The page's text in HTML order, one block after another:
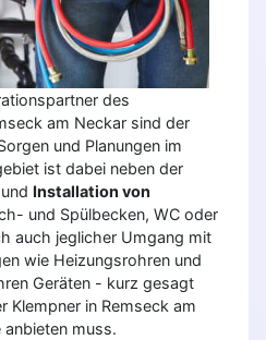
des
am Neckar sind der
und Planungen im
ist dabei neben der
Installation von
und Spülbecken, WC oder
auch jeglicher Umgang mit
wie Heizungsrohren und
Geräten - kurz gesagt
Klempner in Remseck am
anbieten muss.